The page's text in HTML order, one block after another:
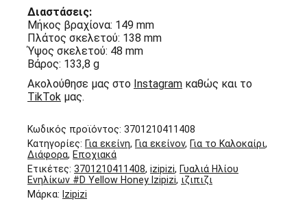
Διαστάσεις:
Μήκος βραχίονα: 149 mm
Πλάτος σκελετού: 138 mm
Ύψος σκελετού: 48 mm
Βάρος: 133,8 g
Ακολούθησε μας στο Instagram καθώς και το
TikTok μας.
Κωδικός προϊόντος: 3701210411408
Κατηγορίες: Για εκείνη, Για εκείνον, Για το Καλοκαίρι,
Διάφορα, Εποχιακά
Ετικέτες: 3701210411408, izipizi, Γυαλιά Ηλίου
Ενηλίκων #D Yellow Honey Izipizi, ιζιπιζι
Μάρκα: Izipizi